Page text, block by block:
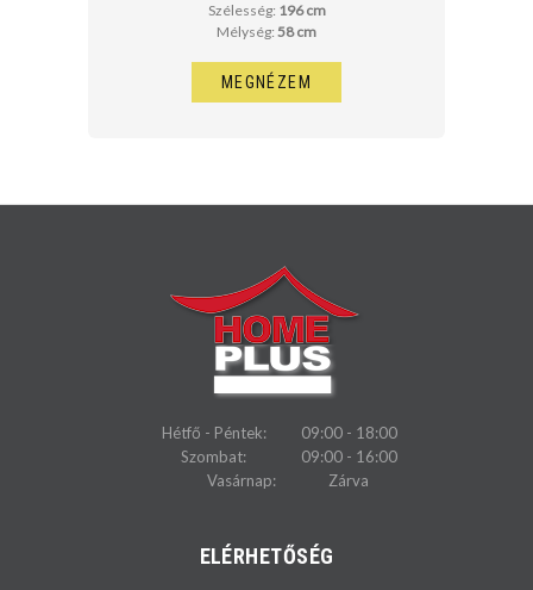
Szélesség: 196 cm
Mélység: 58 cm
MEGNÉZEM
Hétfő - Péntek:
09:00 - 18:00
Szombat:
09:00 - 16:00
Vasárnap:
Zárva
ELÉRHETŐSÉG